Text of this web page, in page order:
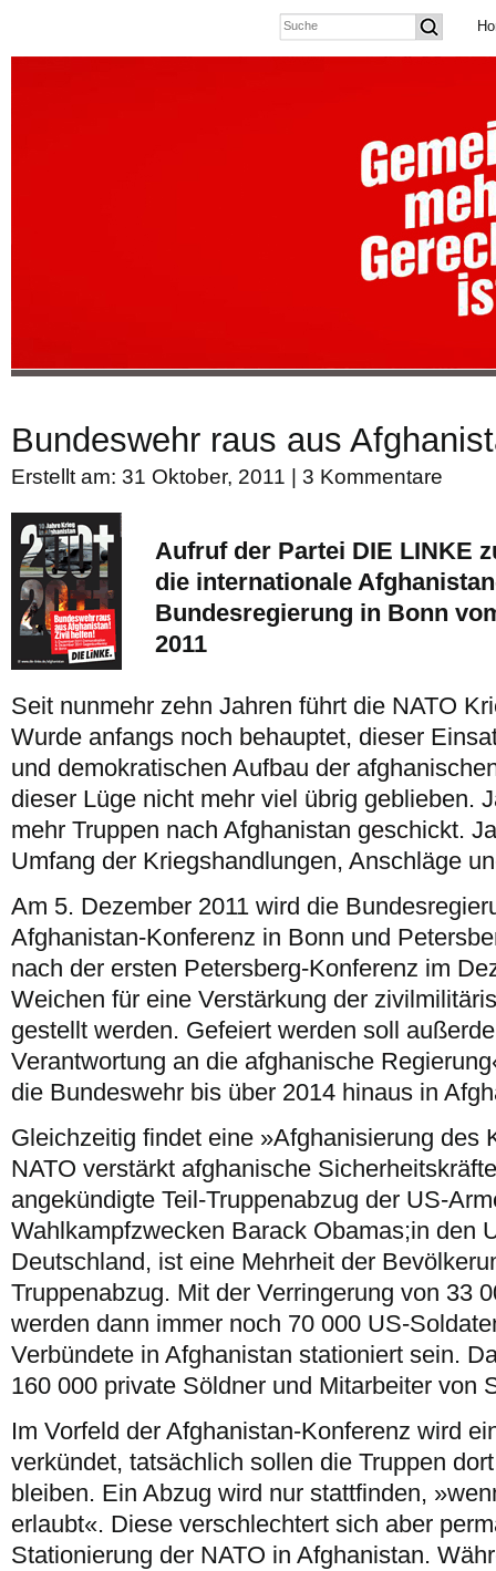
Bundeswehr raus aus
Erstellt am: 31 Oktober, 2011 | 3 Kommentare
Aufruf der Partei DIE LINKE
die internationale
Bundesregierung in Bonn
2011
Seit nunmehr zehn Jahren führt die NATO
Wurde anfangs noch behauptet, dieser
und demokratischen Aufbau der
dieser Lüge nicht mehr viel übrig geblieben.
mehr Truppen nach Afghanistan geschickt.
Umfang der Kriegshandlungen, Anschläge
Am 5. Dezember 2011 wird die
Afghanistan-Konferenz in Bonn und
nach der ersten Petersberg-Konferenz im
Weichen für eine Verstärkung der
gestellt werden. Gefeiert werden soll
Verantwortung an die afghanische
die Bundeswehr bis über 2014 hinaus in
Gleichzeitig findet eine »Afghanisierung des
NATO verstärkt afghanische
angekündigte Teil-Truppenabzug der US-
Wahlkampfzwecken Barack Obamas;in den
Deutschland, ist eine Mehrheit der
Truppenabzug. Mit der Verringerung von 33
werden dann immer noch 70 000 US-
Verbündete in Afghanistan stationiert sein.
160 000 private Söldner und Mitarbeiter von
Im Vorfeld der Afghanistan-Konferenz wird
verkündet, tatsächlich sollen die Truppen
bleiben. Ein Abzug wird nur stattfinden,
erlaubt«. Diese verschlechtert sich aber
Stationierung der NATO in Afghanistan.